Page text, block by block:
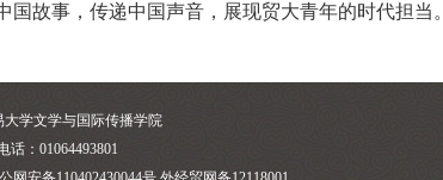
国故事，传递中国声音，展现贸大青年的时代担当。
学文学与国际传播学院
话：01064493801